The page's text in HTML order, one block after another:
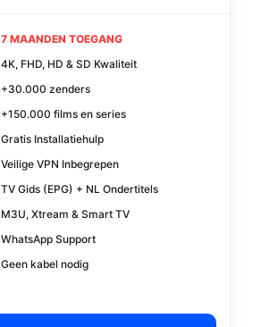
7 MAANDEN TOEGANG
4K, FHD, HD & SD Kwaliteit
+30.000 zenders
+150.000 films en series
Gratis Installatiehulp
Veilige VPN Inbegrepen
TV Gids (EPG) + NL Ondertitels
M3U, Xtream & Smart TV
WhatsApp Support
Geen kabel nodig